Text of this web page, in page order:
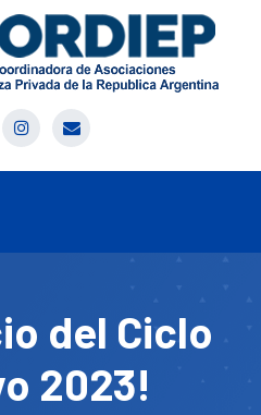
del Ciclo
2023!